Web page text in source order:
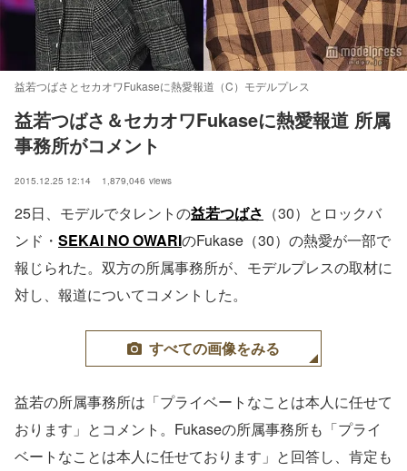
益若つばさとセカオワFukaseに熱愛報道（C）モデルプレス
益若つばさ＆セカオワFukaseに熱愛報道 所属
事務所がコメント
2015.12.25 12:14 1,879,046 views
25日、モデルでタレントの益若つばさ （30）とロックバ
ンド・ SEKAI NO OWARIのFukase（30）の熱愛が一部で
報じられた。双方の所属事務所が、モデルプレスの取材に
対し、報道についてコメントした。
すべての画像をみる
益若の所属事務所は「プライベートなことは本人に任せて
おります」とコメント。Fukaseの所属事務所も「プライ
ベートなことは本人に任せております」と回答し、肯定も